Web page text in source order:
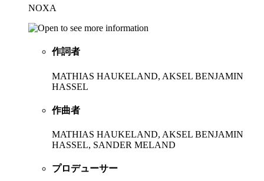
NOXA
作詞者
MATHIAS HAUKELAND, AKSEL BENJAMIN
HASSEL
作曲者
MATHIAS HAUKELAND, AKSEL BENJAMIN
HASSEL, SANDER MELAND
プロデューサー